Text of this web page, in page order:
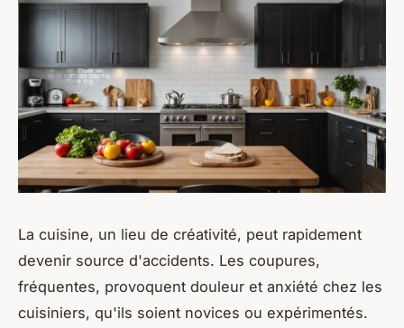
La cuisine, un lieu de créativité, peut rapidement
devenir source d'accidents. Les coupures,
fréquentes, provoquent douleur et anxiété chez les
cuisiniers, qu'ils soient novices ou expérimentés.